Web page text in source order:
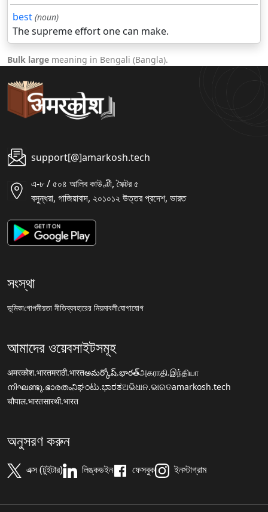
best (noun)
The supreme effort one can make.
Bulk large meaning in Bengali (Bangla).
support[@]amarkosh.tech
এ-৮ / ৫০৪ আলিব কাউণ্টী, সৈক্টর ৫
বসুন্ধরা, গাজিয়াবাদ, ২০১০১২ উত্তর প্রদেশ, ভারত
সংস্থা
ভূমিকাগোপনীয়তা নীতিব্যবহারের নিয়মাবলীযোগাযোগ
আমাদের ওয়েবসাইটসমূহ
अमरकोश.भारतमराठी.भारतఅమర్కోష్.భారత్அகராதி.இந்தியா
നിഘണ്ടു.ഭാരതംನಿಘಂಟು.ಭಾರತଅଭିଧାନ.ଭାରତamarkosh.tech
चौपाल.भारतसारथी.भारत
অনুসরণ করুন
এক্স (টুইটার) লিঙ্কডইন ফেসবুক ইনস্টাগ্রাম